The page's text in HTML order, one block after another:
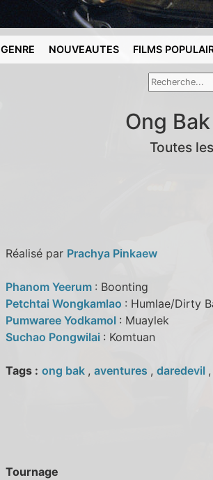
GENRE NOUVEAUTES FILMS
Ong
Toutes
Réalisé par Prachya Pinkaew
Phanom Yeerum : Boonting
Petchtai Wongkamlao : Humlae/Dirty
Pumwaree Yodkamol : Muaylek
Suchao Pongwilai : Komtuan
Tags : ong bak , aventures , daredevil ,
Tournage